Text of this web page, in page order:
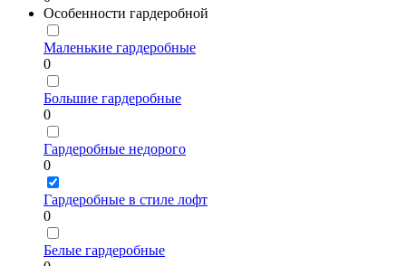
Особенности гардеробной
Маленькие гардеробные
0
Большие гардеробные
0
Гардеробные недорого
0
Гардеробные в стиле лофт
0
Белые гардеробные